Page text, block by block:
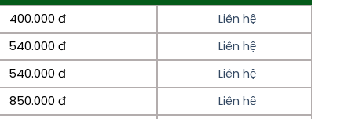
400.000 đ
Liên hệ
540.000 đ
Liên hệ
540.000 đ
Liên hệ
850.000 đ
Liên hệ